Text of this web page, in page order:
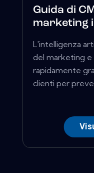
Guida di
marketing
L'intelligenza
del marketing e
rapidamente
clienti per